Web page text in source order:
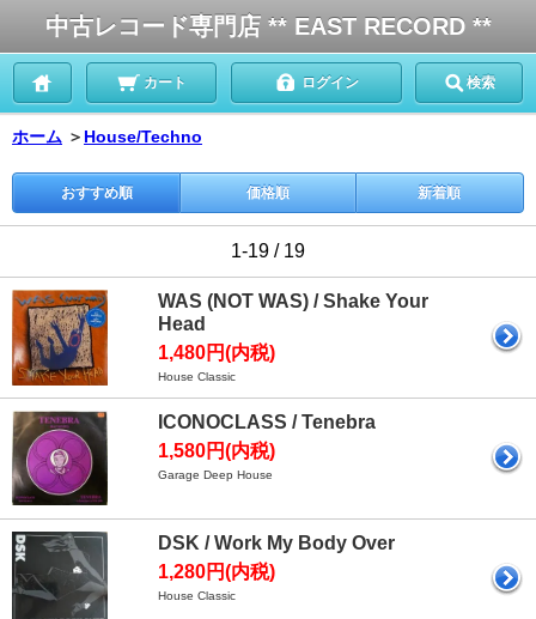
中古レコード専門店 ** EAST RECORD **
カート ログイン 検索
ホーム ＞ House/Techno
おすすめ順 価格順 新着順
1-19 / 19
WAS (NOT WAS) / Shake Your
Head
1,480円(内税)
House Classic
ICONOCLASS / Tenebra
1,580円(内税)
Garage Deep House
DSK / Work My Body Over
1,280円(内税)
House Classic